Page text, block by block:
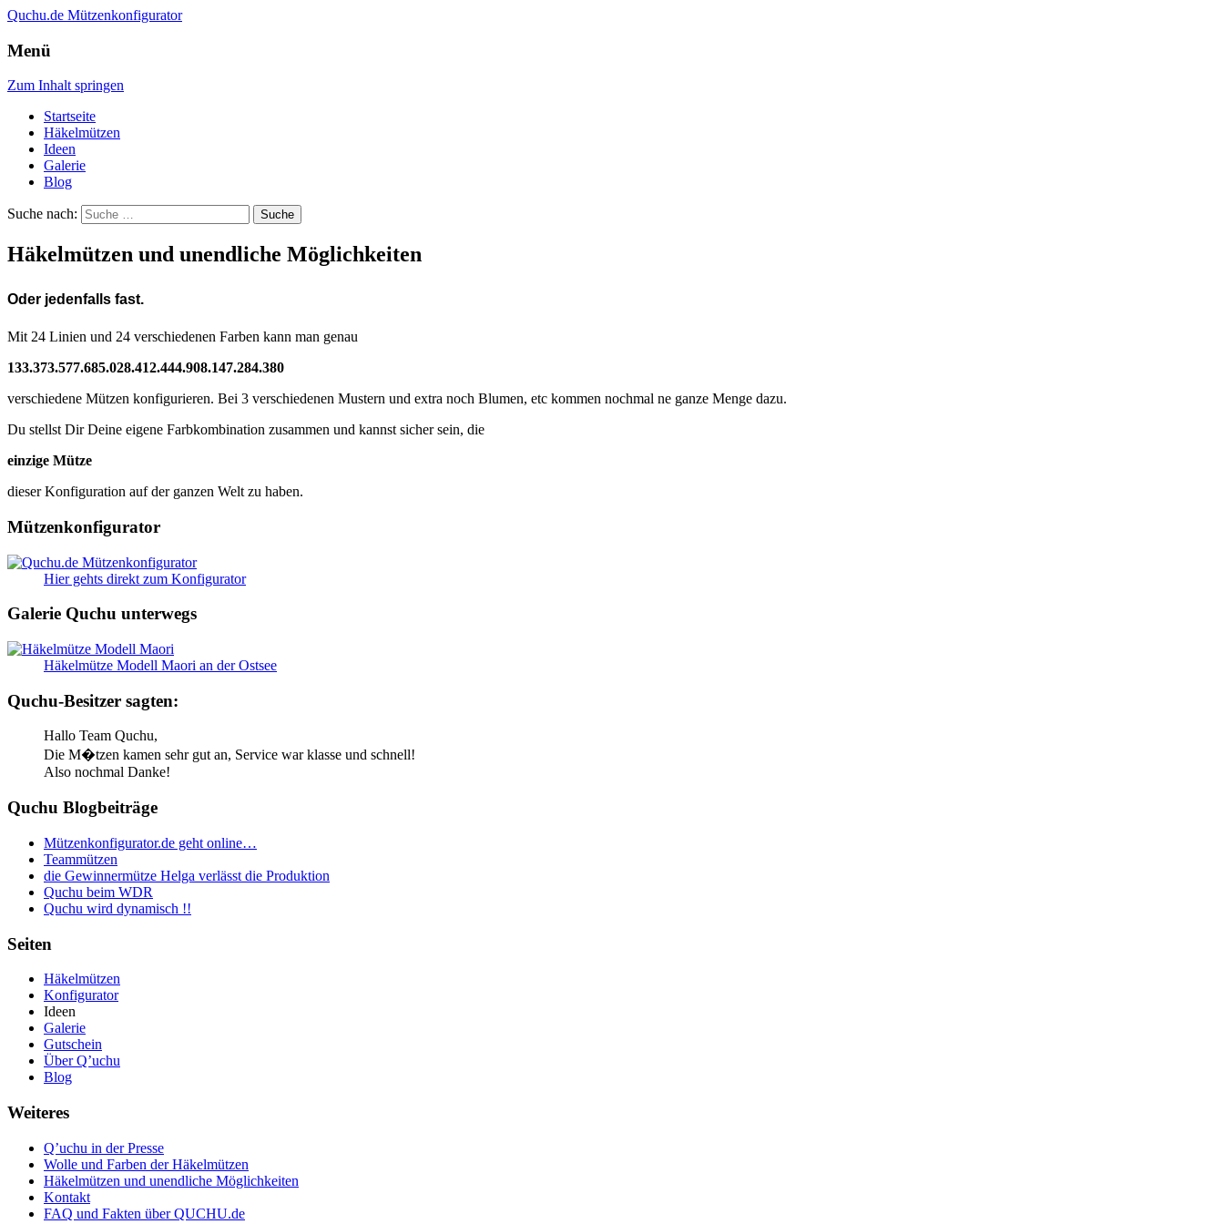
Quchu.de Mützenkonfigurator
Menü
Zum Inhalt springen
Startseite
Häkelmützen
Ideen
Galerie
Blog
Suche nach:
Häkelmützen und unendliche Möglichkeiten
Oder jedenfalls fast.
Mit 24 Linien und 24 verschiedenen Farben kann man genau
133.373.577.685.028.412.444.908.147.284.380
verschiedene Mützen konfigurieren. Bei 3 verschiedenen Mustern und extra noch Blumen, etc kommen nochmal ne ganze Menge dazu.
Du stellst Dir Deine eigene Farbkombination zusammen und kannst sicher sein, die
einzige Mütze
dieser Konfiguration auf der ganzen Welt zu haben.
Mützenkonfigurator
Hier gehts direkt zum Konfigurator
Galerie Quchu unterwegs
Häkelmütze Modell Maori an der Ostsee
Quchu-Besitzer sagten:
Hallo Team Quchu,
Die M�tzen kamen sehr gut an, Service war klasse und schnell!
Also nochmal Danke!
Quchu Blogbeiträge
Mützenkonfigurator.de geht online…
Teammützen
die Gewinnermütze Helga verlässt die Produktion
Quchu beim WDR
Quchu wird dynamisch !!
Seiten
Häkelmützen
Konfigurator
Ideen
Galerie
Gutschein
Über Q’uchu
Blog
Weiteres
Q’uchu in der Presse
Wolle und Farben der Häkelmützen
Häkelmützen und unendliche Möglichkeiten
Kontakt
FAQ und Fakten über QUCHU.de